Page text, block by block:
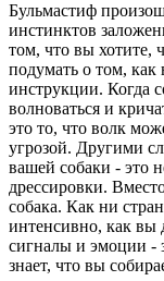
Бульмастиф
инстинктов
том, что вы хотите,
подумать о том, как
инструкции. Когда
волноваться и
это то, что волк
угрозой. Другими
вашей собаки - это
дрессировки.
собака. Как ни
интенсивно, как вы
сигналы и эмоции -
знает, что вы